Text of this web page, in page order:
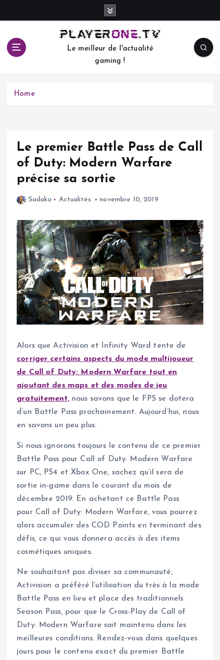
c
Le meilleur de l'actualité
gaming !
Home
Le premier Battle Pass de Call
of Duty: Modern Warfare
précise sa sortie
Sadako Actualités novembre 10, 2019
Alors que Activision et Infinity Ward tente de
corriger certains aspects du mode multijoueur
de Call of Duty: Modern Warfare tout en
ajoutant des maps et des modes de jeu
gratuitement,nous savons que le FPS se dotera
d’un Battle Pass prochainement. Aujourd’hui, nous
en savons un peu plus.
Si nous ignorons toujours le contenu de ce premier
Battle Pass pour Call of Duty: Modern Warfare
sur PC, PS4 et Xbox One, sachez qu’il sera de
sortie in-game dans le courant du mois de
décembre 2019. En achetant ce Battle Pass
pour Call of Duty: Modern Warfare, vous pourrez
alors accumuler des COD Points en terminant des
défis, ce qui vous donnera accès à des items
cosmétiques uniques.
Ne souhaitant pas diviser sa communauté,
Activision a préféré l’utilisation du très à la mode
Battle Pass en lieu et place des traditionnels
Season Pass, pour que le Cross-Play de Call of
Duty: Modern Warfare soit maintenu dans les
meilleures conditions. Rendez-vous dans quelques
jours pour le contenu exact du premier Battle